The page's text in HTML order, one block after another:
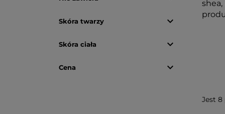
Skóra twarzy 
Skóra ciała 
Cena 
Jest 8